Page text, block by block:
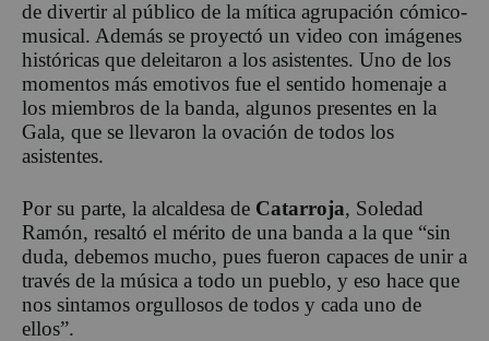
de divertir al público de la mítica agrupación cómico-
musical. Además se proyectó un video con imágenes
históricas que deleitaron a los asistentes. Uno de los
momentos más emotivos fue el sentido homenaje a
los miembros de la banda, algunos presentes en la
Gala, que se llevaron la ovación de todos los
asistentes.
Por su parte, la alcaldesa de Catarroja, Soledad
Ramón, resaltó el mérito de una banda a la que “sin
duda, debemos mucho, pues fueron capaces de unir a
través de la música a todo un pueblo, y eso hace que
nos sintamos orgullosos de todos y cada uno de
ellos”.